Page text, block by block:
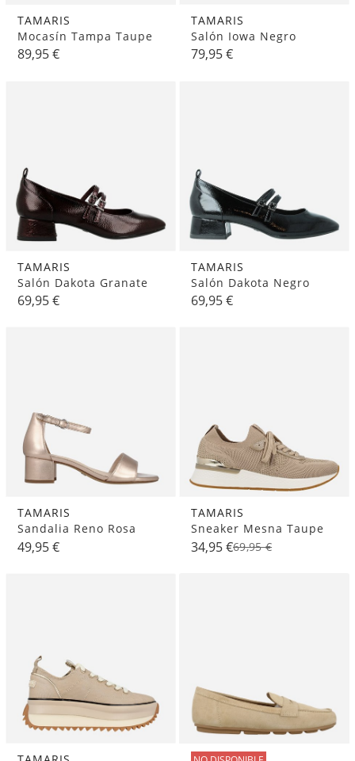
TAMARIS
Mocasín Tampa Taupe
89,95 €
TAMARIS
Salón Iowa Negro
79,95 €
TAMARIS
Salón Dakota Granate
69,95 €
TAMARIS
Salón Dakota Negro
69,95 €
TAMARIS
Sandalia Reno Rosa
49,95 €
TAMARIS
Sneaker Mesna Taupe
34,95 €69,95 €